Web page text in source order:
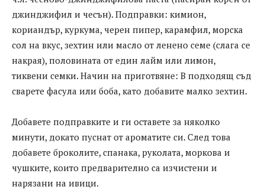
джинджифил и чесън). Подправки: кимион,
кориандър, куркума, черен пипер, карамфил, морска
сол на вкус, зехтин или масло от ленено семе (слага се
накрая), половината от един лайм или лимон,
тиквени семки. Начин на приготвяне: В подходящ съд
сварете фасула или боба, като добавите малко зехтин.
Добавете подправките и ги оставете за няколко
минути, докато пуснат от ароматите си. След това
добавете броколите, спанака, руколата, моркова и
чушките, които предварително са изчистени и
нарязани на ивици.